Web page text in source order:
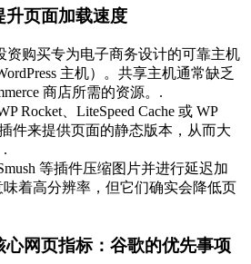
升页面加载速度
资购买专为电子商务设计的可靠主机
主机）。共享主机通常缺乏
商店所需的资源。.
Rocket、LiteSpeed Cache 或 WP
插件来提供页面的静态版本，从而大
.
等插件压缩图片并进行延迟加
着高分辨率，但它们确实会降低页
网页指标：谷歌的优先事项